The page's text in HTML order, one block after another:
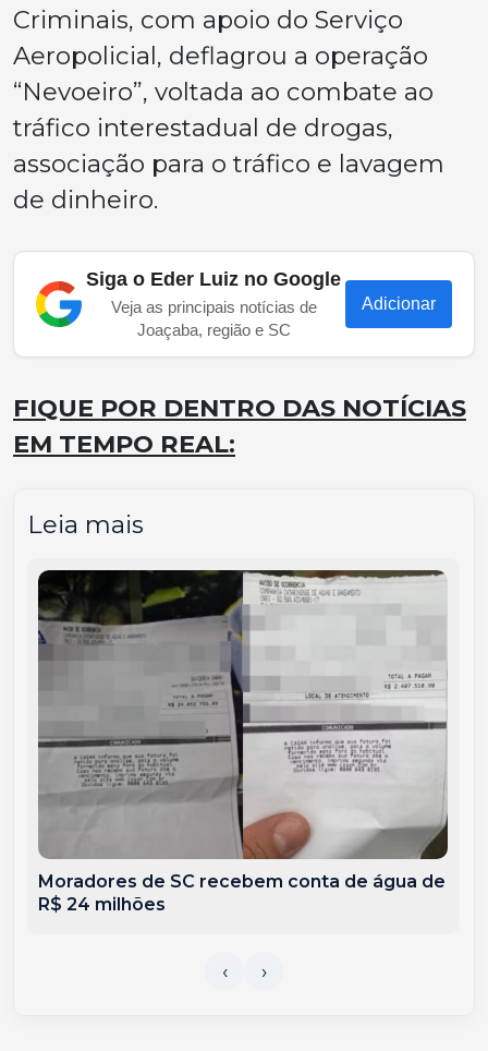
Criminais, com apoio do Serviço
Aeropolicial, deflagrou a operação
“Nevoeiro”, voltada ao combate ao
tráfico interestadual de drogas,
associação para o tráfico e lavagem
de dinheiro.
Siga o Eder Luiz no Google
Veja as principais notícias de
Joaçaba, região e SC
Adicionar
FIQUE POR DENTRO DAS NOTÍCIAS
EM TEMPO REAL:
Leia mais
Moradores de SC recebem conta de água de
R$ 24 milhões